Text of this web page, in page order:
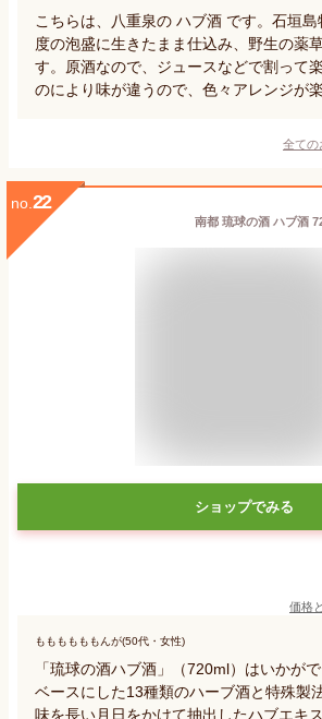
こちらは、八重泉の ハブ酒 です。石垣
度の泡盛に生きたまま仕込み、野生の薬
す。原酒なので、ジュースなどで割って
のにより味が違うので、色々アレンジが楽
全ての
no. 22
南都 琉球の酒 ハブ酒
ショップでみる
価格
ももももももんが(50代・女性)
「琉球の酒ハブ酒」（720ml）はいかが
ベースにした13種類のハーブ酒と特殊製
味を長い月日をかけて抽出したハブエキ